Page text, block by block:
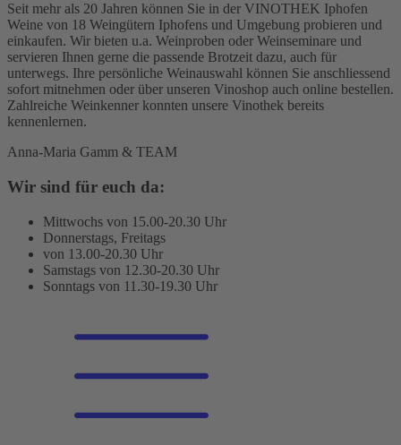
Seit mehr als 20 Jahren können Sie in der VINOTHEK Iphofen
Weine von 18 Weingütern Iphofens und Umgebung probieren und
einkaufen. Wir bieten u.a. Weinproben oder Weinseminare und
servieren Ihnen gerne die passende Brotzeit dazu, auch für
unterwegs. Ihre persönliche Weinauswahl können Sie anschliessend
sofort mitnehmen oder über unseren Vinoshop auch online bestellen.
Zahlreiche Weinkenner konnten unsere Vinothek bereits
kennenlernen.
Anna-Maria Gamm & TEAM
Wir sind für euch da:
Mittwochs von 15.00-20.30 Uhr
Donnerstags, Freitags
von 13.00-20.30 Uhr
Samstags von 12.30-20.30 Uhr
Sonntags von 11.30-19.30 Uhr